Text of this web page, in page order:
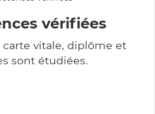
vérifiées
carte vitale, diplôme et
sont étudiées.